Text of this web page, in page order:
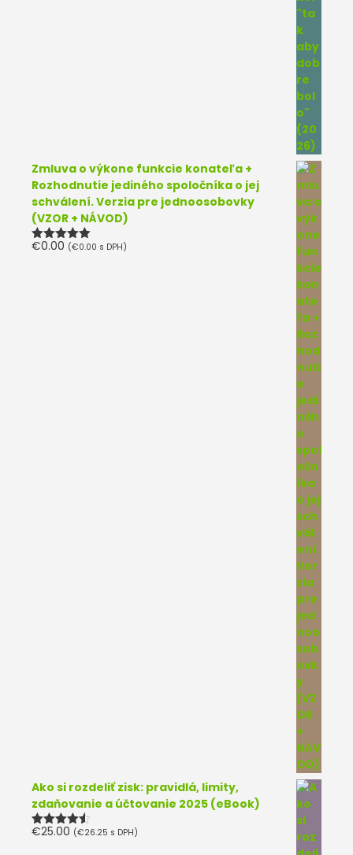
Zmluva o výkone funkcie konateľa +
Rozhodnutie jediného spoločníka o jej
schválení. Verzia pre jednoosobovky
(VZOR + NÁVOD)
Hodnotenie
€0.00 (€0.00 s DPH)
Ako si rozdeliť zisk: pravidlá, limity,
zdaňovanie a účtovanie 2025 (eBook)
Hodnotenie
€25.00 (€26.25 s DPH)